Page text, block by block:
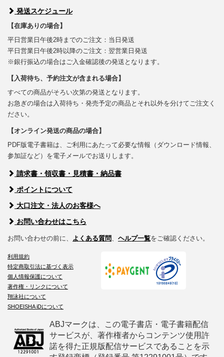
発送スケジュール
【在庫ありの場合】
平日営業日午後2時までのご注文：当日発送
平日営業日午後2時以降のご注文：翌営業日発送
※銀行振込の場合はご入金確認後の発送となります。
【入荷待ち、予約注文が含まれる場合】
すべての商品がそろい次第の発送となります。
お急ぎの場合は入荷待ち・発売予定の商品とそれ以外を分けてご注文く
ださい。
【オンライン発送の商品の場合】
PDF版電子書籍は、ご利用にあたって必要な情報（ダウンロード情報、
参加証など）を電子メールでお送りします。
請求書・領収書・見積書・納品書
ポイントについて
大口注文・法人のお客様へ
お問い合わせはこちら
お問い合わせの前に、 よくある質問 ヘルプ一覧をご確認ください。
利用規約
特定商取引法に基づく表示
個人情報保護について
著作権・リンクについて
翔泳社について
SHOEISHA iDについて
ABJマークは、この電子書店・電子書籍配信
サービスが、著作権者からコンテンツ使用許
諾を得た正規版配信サービスであることを示